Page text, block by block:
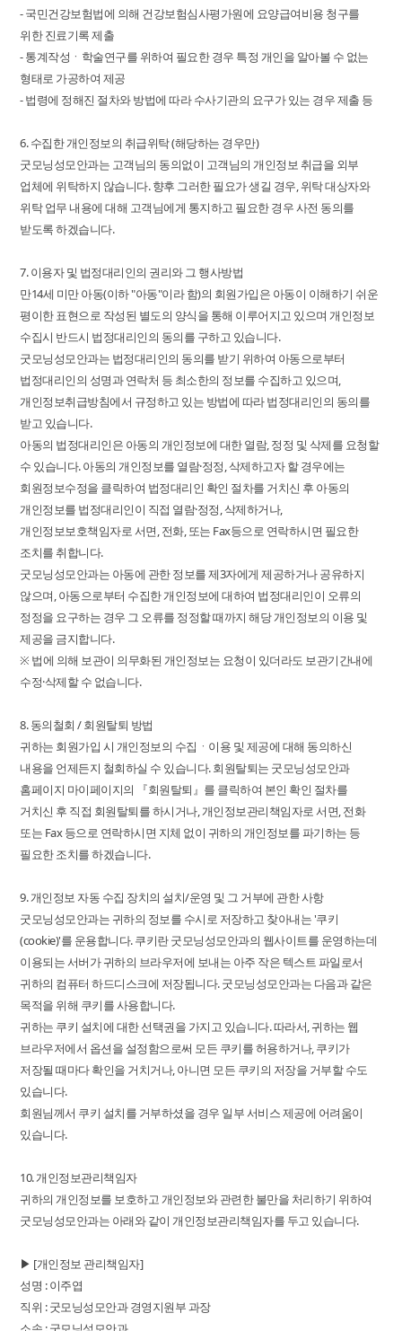
- 국민건강보험법에 의해 건강보험심사평가원에 요양급여비용 청구를
위한 진료기록 제출
- 통계작성ㆍ학술연구를 위하여 필요한 경우 특정 개인을 알아볼 수 없는
형태로 가공하여 제공
- 법령에 정해진 절차와 방법에 따라 수사기관의 요구가 있는 경우 제출 등
6. 수집한 개인정보의 취급위탁 (해당하는 경우만)
굿모닝성모안과는 고객님의 동의없이 고객님의 개인정보 취급을 외부
업체에 위탁하지 않습니다. 향후 그러한 필요가 생길 경우, 위탁 대상자와
위탁 업무 내용에 대해 고객님에게 통지하고 필요한 경우 사전 동의를
받도록 하겠습니다.
7. 이용자 및 법정대리인의 권리와 그 행사방법
만14세 미만 아동(이하 "아동"이라 함)의 회원가입은 아동이 이해하기 쉬운
평이한 표현으로 작성된 별도의 양식을 통해 이루어지고 있으며 개인정보
수집시 반드시 법정대리인의 동의를 구하고 있습니다.
굿모닝성모안과는 법정대리인의 동의를 받기 위하여 아동으로부터
법정대리인의 성명과 연락처 등 최소한의 정보를 수집하고 있으며,
개인정보취급방침에서 규정하고 있는 방법에 따라 법정대리인의 동의를
받고 있습니다.
아동의 법정대리인은 아동의 개인정보에 대한 열람, 정정 및 삭제를 요청할
수 있습니다. 아동의 개인정보를 열람·정정, 삭제하고자 할 경우에는
회원정보수정을 클릭하여 법정대리인 확인 절차를 거치신 후 아동의
개인정보를 법정대리인이 직접 열람·정정, 삭제하거나,
개인정보보호책임자로 서면, 전화, 또는 Fax등으로 연락하시면 필요한
조치를 취합니다.
굿모닝성모안과는 아동에 관한 정보를 제3자에게 제공하거나 공유하지
않으며, 아동으로부터 수집한 개인정보에 대하여 법정대리인이 오류의
정정을 요구하는 경우 그 오류를 정정할 때까지 해당 개인정보의 이용 및
제공을 금지합니다.
※ 법에 의해 보관이 의무화된 개인정보는 요청이 있더라도 보관기간내에
수정·삭제할 수 없습니다.
8. 동의철회 / 회원탈퇴 방법
귀하는 회원가입 시 개인정보의 수집ㆍ이용 및 제공에 대해 동의하신
내용을 언제든지 철회하실 수 있습니다. 회원탈퇴는 굿모닝성모안과
홈페이지 마이페이지의 『회원탈퇴』를 클릭하여 본인 확인 절차를
거치신 후 직접 회원탈퇴를 하시거나, 개인정보관리책임자로 서면, 전화
또는 Fax 등으로 연락하시면 지체 없이 귀하의 개인정보를 파기하는 등
필요한 조치를 하겠습니다.
9. 개인정보 자동 수집 장치의 설치/운영 및 그 거부에 관한 사항
굿모닝성모안과는 귀하의 정보를 수시로 저장하고 찾아내는 '쿠키
(cookie)'를 운용합니다. 쿠키란 굿모닝성모안과의 웹사이트를 운영하는데
이용되는 서버가 귀하의 브라우저에 보내는 아주 작은 텍스트 파일로서
귀하의 컴퓨터 하드디스크에 저장됩니다. 굿모닝성모안과는 다음과 같은
목적을 위해 쿠키를 사용합니다.
귀하는 쿠키 설치에 대한 선택권을 가지고 있습니다. 따라서, 귀하는 웹
브라우저에서 옵션을 설정함으로써 모든 쿠키를 허용하거나, 쿠키가
저장될 때마다 확인을 거치거나, 아니면 모든 쿠키의 저장을 거부할 수도
있습니다.
회원님께서 쿠키 설치를 거부하셨을 경우 일부 서비스 제공에 어려움이
있습니다.
10. 개인정보관리책임자
귀하의 개인정보를 보호하고 개인정보와 관련한 불만을 처리하기 위하여
굿모닝성모안과는 아래와 같이 개인정보관리책임자를 두고 있습니다.
▶ [개인정보 관리책임자]
성명 : 이주엽
직위 : 굿모닝성모안과 경영지원부 과장